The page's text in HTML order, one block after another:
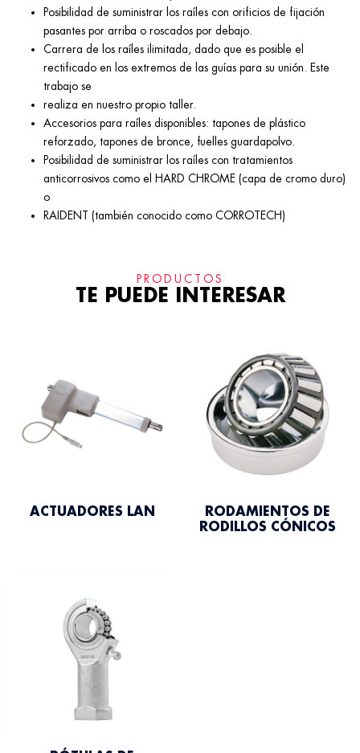
Posibilidad de suministrar los raíles con orificios de fijación
pasantes por arriba o roscados por debajo.
Carrera de los raíles ilimitada, dado que es posible el
rectificado en los extremos de las guías para su unión. Este
trabajo se
realiza en nuestro propio taller.
Accesorios para raíles disponibles: tapones de plástico
reforzado, tapones de bronce, fuelles guardapolvo.
Posibilidad de suministrar los raíles con tratamientos
anticorrosivos como el HARD CHROME (capa de cromo duro)
o
RAIDENT (también conocido como CORROTECH)
PRODUCTOS
TE PUEDE INTERESAR
ACTUADORES LAN
RODAMIENTOS DE
RODILLOS CÓNICOS